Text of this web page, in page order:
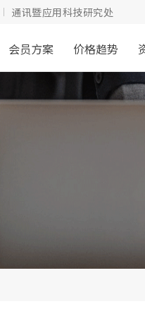
通讯暨应用科技研究处
会员方案 价格趋势